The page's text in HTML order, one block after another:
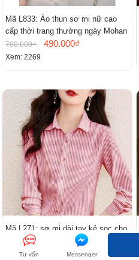
Mã L833: Áo thun sơ mi nữ cao
cấp thời trang thường ngày Mohan
700.000₫ 490.000₫
Xem: 2269
Mã L271: sơ mi dài tay kẻ sọc cho
nữ cao cấp
790.000₫ 550.000₫
Tư vấn Messenger